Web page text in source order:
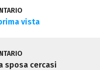
vista
sposa cercasi